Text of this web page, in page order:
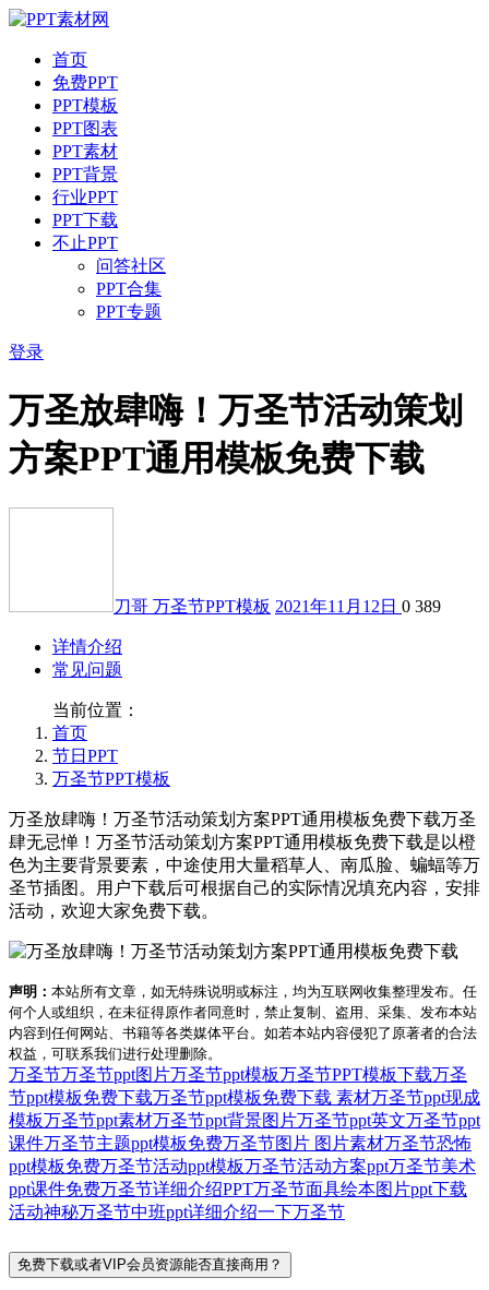
首页
免费PPT
PPT模板
PPT图表
PPT素材
PPT背景
行业PPT
PPT下载
不止PPT
问答社区
PPT合集
PPT专题
登录
万圣放肆嗨！万圣节活动策划
方案PPT通用模板免费下载
刀哥 万圣节PPT模板 2021年11月12日 0 389
详情介绍
常见问题
当前位置：
首页
节日PPT
万圣节PPT模板
万圣放肆嗨！万圣节活动策划方案PPT通用模板免费下载万圣
肆无忌惮！万圣节活动策划方案PPT通用模板免费下载是以橙
色为主要背景要素，中途使用大量稻草人、南瓜脸、蝙蝠等万
圣节插图。用户下载后可根据自己的实际情况填充内容，安排
活动，欢迎大家免费下载。
声明： 本站所有文章，如无特殊说明或标注，均为互联网收集整理发布。任
何个人或组织，在未征得原作者同意时，禁止复制、盗用、采集、发布本站
内容到任何网站、书籍等各类媒体平台。如若本站内容侵犯了原著者的合法
权益，可联系我们进行处理删除。
万圣节万圣节ppt图片万圣节ppt模板万圣节PPT模板下载万圣
节ppt模板免费下载万圣节ppt模板免费下载 素材万圣节ppt现成
模板万圣节ppt素材万圣节ppt背景图片万圣节ppt英文万圣节ppt
课件万圣节主题ppt模板免费万圣节图片 图片素材万圣节恐怖
ppt模板免费万圣节活动ppt模板万圣节活动方案ppt万圣节美术
ppt课件免费万圣节详细介绍PPT万圣节面具绘本图片ppt下载
活动神秘万圣节中班ppt详细介绍一下万圣节
免费下载或者VIP会员资源能否直接商用？